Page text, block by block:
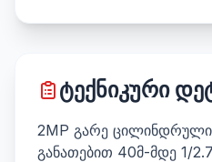
ტექნიკური
2MP გარე ცილინდრული
განათებით 40მ-მდე 1/